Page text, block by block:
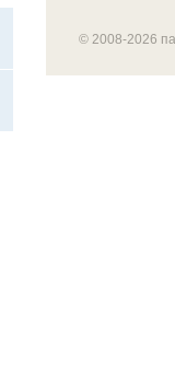
© 2008-2026